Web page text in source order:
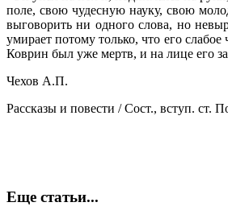
поле, свою чудесную науку, свою
выговорить ни одного слова, но
умирает потому только, что его
Коврин был уже мертв, и на лице его
Чехов А.П.
Рассказы и повести / Сост., вступ. ст.
Еще статьи...